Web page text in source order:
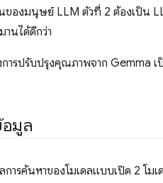
ของมนุษย์ LLM ตัวที่ 2 ต้องเป็น
นได้ดีกว่า
การปรับปรุงคุณภาพจาก Gemma
มูล
การค้นหาของโมเดลแบบเปิด 2 โม